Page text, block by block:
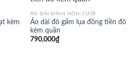
kèm
ÁO DÀI ĐÍNH HÔN-CƯỚI
Áo dài đỏ gấm lụa đồng tiền đỏ
kèm quần
790,000₫